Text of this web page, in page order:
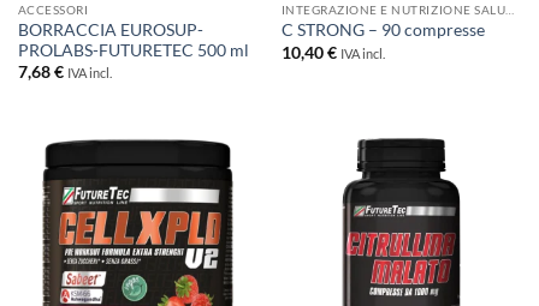
ACCESSORI
BORRACCIA EUROSUP-
PROLABS-FUTURETEC 500 ml
7,68€ IVA incl.
C STRONG – 90 compresse
10,40€ IVA incl.